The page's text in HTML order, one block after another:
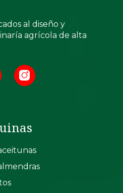
al diseño y
agrícola de alta